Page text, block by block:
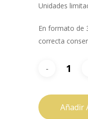
Unidades
En formato de
correcta
Añadir